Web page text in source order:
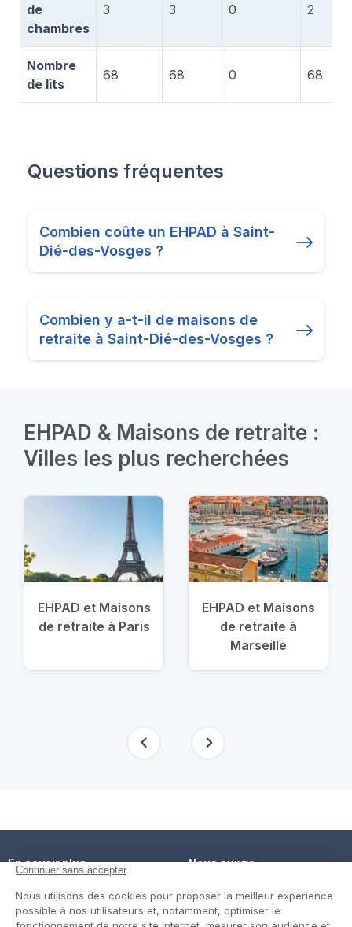
de
chambres
3 3 0 2
Nombre
de lits
68 68 0 68
Questions fréquentes
Combien coûte un EHPAD à Saint-
Dié-des-Vosges ?
Combien y a-t-il de maisons de
retraite à Saint-Dié-des-Vosges ?
EHPAD & Maisons de retraite :
Villes les plus recherchées
EHPAD et Maisons
de retraite à Paris
EHPAD et Maisons
de retraite à
Marseille
En savoir plus
Comment ça marche ?
Un service de confiance
Nous suivre
Facebook
Twitter